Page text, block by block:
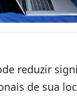
reduzir
de sua